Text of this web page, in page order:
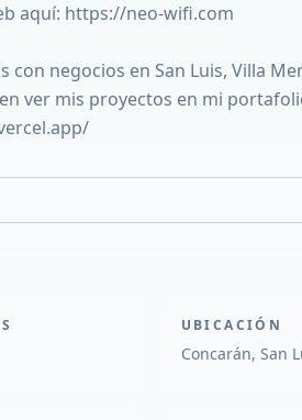
aquí: https://neo-wifi.com
con negocios en San Luis, Villa
ver mis proyectos en mi
UBICACIÓN
Concarán, San